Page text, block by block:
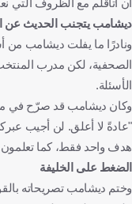
أن أتأقلم مع الظروف التي
ديشامب يتجنب الحديث عن
ونادرًا ما يفلت ديشامب من
الصحفية، لكن مدرب
الأسئلة.
وكان ديشامب قد صرّح في
"عادةً لا أعلق. لن أجيب
هدف واحد فقط، كما
الضغط على الخليفة
وختم ديشامب تصريحاته